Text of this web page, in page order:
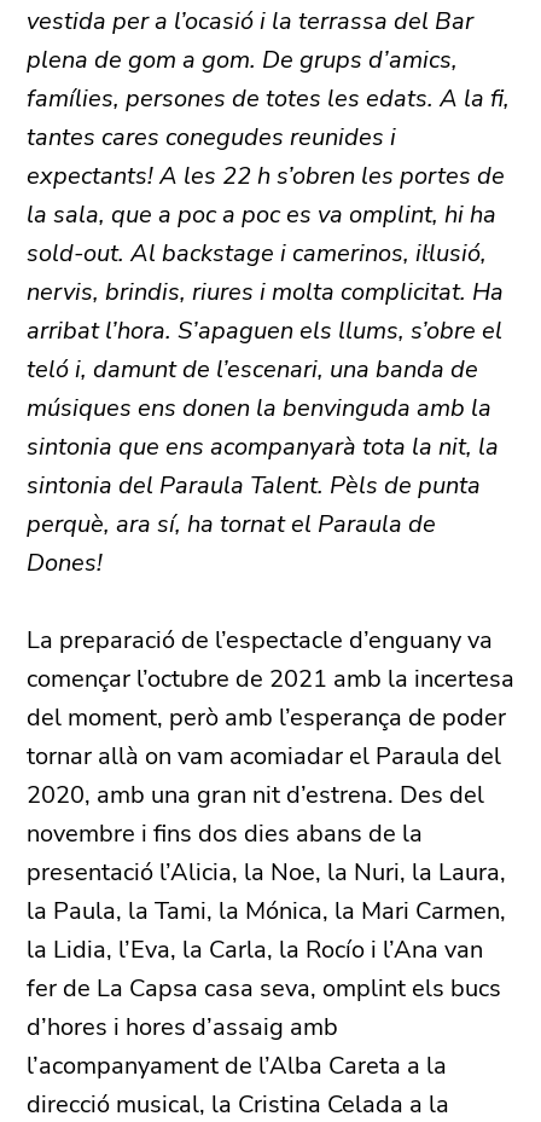
vestida per a l’ocasió i la terrassa del Bar
plena de gom a gom. De grups d’amics,
famílies, persones de totes les edats. A la fi,
tantes cares conegudes reunides i
expectants! A les 22 h s’obren les portes de
la sala, que a poc a poc es va omplint, hi ha
sold-out. Al backstage i camerinos, il·lusió,
nervis, brindis, riures i molta complicitat. Ha
arribat l’hora. S’apaguen els llums, s’obre el
teló i, damunt de l’escenari, una banda de
músiques ens donen la benvinguda amb la
sintonia que ens acompanyarà tota la nit, la
sintonia del Paraula Talent. Pèls de punta
perquè, ara sí, ha tornat el Paraula de
Dones!
La preparació de l’espectacle d’enguany va
començar l’octubre de 2021 amb la incertesa
del moment, però amb l’esperança de poder
tornar allà on vam acomiadar el Paraula del
2020, amb una gran nit d’estrena. Des del
novembre i fins dos dies abans de la
presentació l’Alicia, la Noe, la Nuri, la Laura,
la Paula, la Tami, la Mónica, la Mari Carmen,
la Lidia, l’Eva, la Carla, la Rocío i l’Ana van
fer de La Capsa casa seva, omplint els bucs
d’hores i hores d’assaig amb
l’acompanyament de l’Alba Careta a la
direcció musical, la Cristina Celada a la